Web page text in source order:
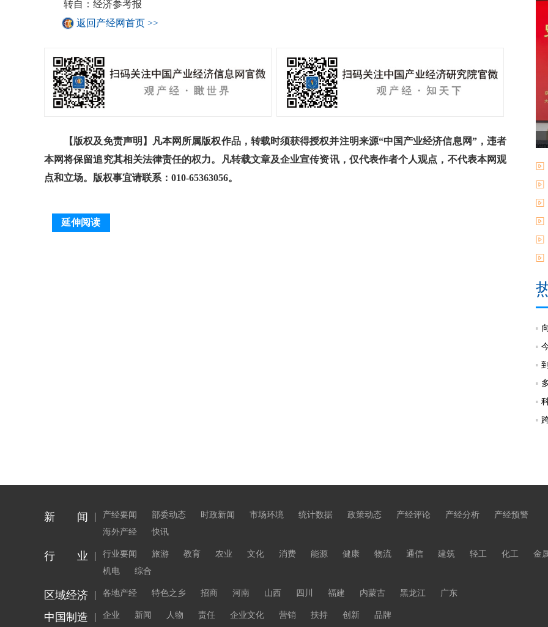
转自：经济参考报
返回产经网首页 >>
【版权及免责声明】凡本网所属版权作品，转载时须获得授权并注明来源“中国产业经济信息网”，违者
本网将保留追究其相关法律责任的权力。凡转载文章及企业宣传资讯，仅代表作者个人观点，不代表本网观
点和立场。版权事宜请联系：010-65363056。
延伸阅读
新 闻 产经要闻 部委动态 时政新闻 市场环境 统计数据 政策动态 产经评论 产经分析
产经预警
海外产经
快讯
行 业 行业要闻 旅游 教育 农业 文化 消费 能源 健康 物流 通信 建筑 轻工 化工
金
机电
综合
区域经济 各地产经 特色之乡 招商 河南 山西 四川 福建 内蒙古 黑龙江 广东
中国制造 企业 新闻 人物 责任 企业文化 营销 扶持 创新 品牌